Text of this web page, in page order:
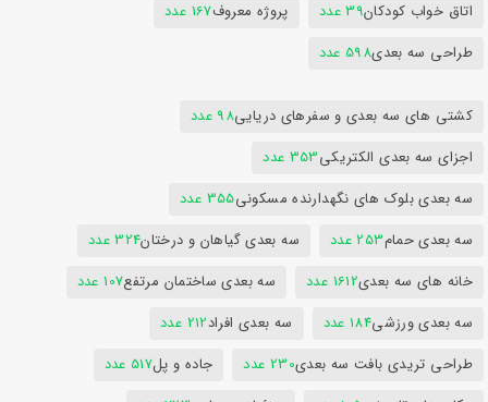
اتاق خواب کودکان39 عدد پروژه معروف167 عدد
طراحی سه بعدی598 عدد
کشتی های سه بعدی و سفرهای دریایی98 عدد
اجزای سه بعدی الکتریکی353 عدد
سه بعدی بلوک های نگهدارنده مسکونی355 عدد
سه بعدی حمام253 عدد سه بعدی گیاهان و درختان324 عدد
خانه های سه بعدی1612 عدد سه بعدی ساختمان مرتفع107 عدد
سه بعدی ورزشی184 عدد سه بعدی افراد212 عدد
طراحی تریدی بافت سه بعدی230 عدد جاده و پل517 عدد